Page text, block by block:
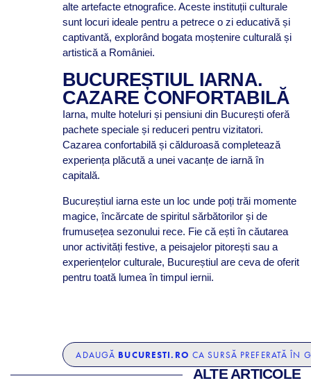
alte artefacte etnografice. Aceste instituții culturale
sunt locuri ideale pentru a petrece o zi educativă și
captivantă, explorând bogata moștenire culturală și
artistică a României.
BUCUREȘTIUL IARNA.
CAZARE CONFORTABILĂ
Iarna, multe hoteluri și pensiuni din București oferă
pachete speciale și reduceri pentru vizitatori.
Cazarea confortabilă și călduroasă completează
experiența plăcută a unei vacanțe de iarnă în
capitală.
Bucureștiul iarna este un loc unde poți trăi momente
magice, încărcate de spiritul sărbătorilor și de
frumusețea sezonului rece. Fie că ești în căutarea
unor activități festive, a peisajelor pitorești sau a
experiențelor culturale, Bucureștiul are ceva de oferit
pentru toată lumea în timpul iernii.
ADAUGĂ BUCURESTI.RO CA SURSĂ PREFERATĂ ÎN
ALTE ARTICOLE